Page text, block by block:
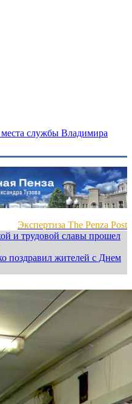
службы Владимира
Экспертиза The Penza Post
и трудовой славы прошел
поздравил жителей с Днем